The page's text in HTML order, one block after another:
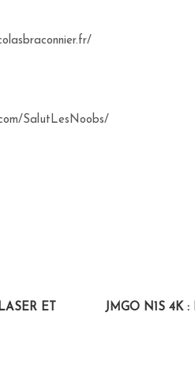
SalutLesNoobs/
ET
JMGO N1S 4K